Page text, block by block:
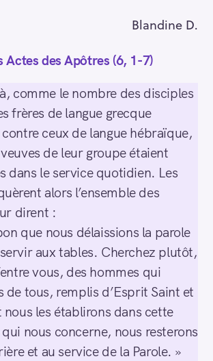
Blandine D.
Actes des Apôtres (6, 1-7)
comme le nombre des disciples
frères de langue grecque
ceux de langue hébraïque,
de leur groupe étaient
dans le service quotidien. Les
alors l’ensemble des
dirent :
que nous délaissions la parole
aux tables. Cherchez plutôt,
vous, des hommes qui
de tous, remplis d’Esprit Saint et
nous les établirons dans cette
nous concerne, nous resterons
et au service de la Parole. »